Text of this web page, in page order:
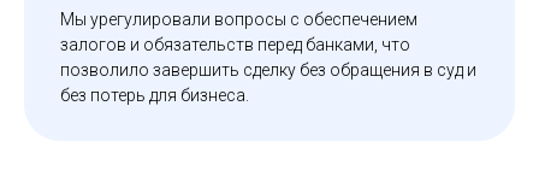
Мы урегулировали вопросы с обеспечением
залогов и обязательств перед банками, что
позволило завершить сделку без обращения в суд и
без потерь для бизнеса.